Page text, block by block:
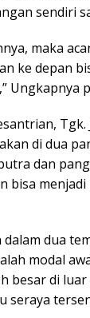
sendiri
maka
ke depan
Ungkapnya
Tgk.
di dua
dan
bisa
dua
modal
besar di
seraya